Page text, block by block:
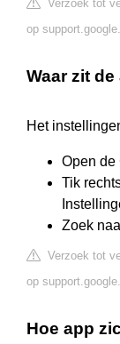
Verzoek tot
op
Waar zit
Het
Open de
Tik
Zoek
Verzoek tot
op
Hoe app